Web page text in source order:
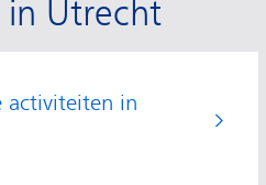
Utrecht
activiteiten in